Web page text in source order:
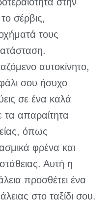
στην
σέρβις,
τους
αυτοκίνητο,
σου ήσυχο
σε ένα καλά
απαραίτητα
όπως
φρένα και
Αυτή η
προσθέτει ένα
στο ταξίδι σου.